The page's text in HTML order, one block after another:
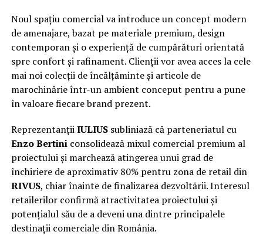
Noul spațiu comercial va introduce un concept modern
de amenajare, bazat pe materiale premium, design
contemporan și o experiență de cumpărături orientată
spre confort și rafinament. Clienții vor avea acces la cele
mai noi colecții de încălțăminte și articole de
marochinărie într-un ambient conceput pentru a pune
în valoare fiecare brand prezent.
ReprezentanțiiIULIUSsubliniază că parteneriatul cu
Enzo Bertiniconsolidează mixul comercial premium al
proiectului și marchează atingerea unui grad de
închiriere de aproximativ 80% pentru zona de retail din
RIVUS, chiar înainte de finalizarea dezvoltării. Interesul
retailerilor confirmă atractivitatea proiectului și
potențialul său de a deveni una dintre principalele
destinații comerciale din România.